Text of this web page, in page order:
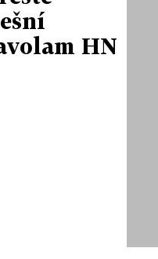
HN